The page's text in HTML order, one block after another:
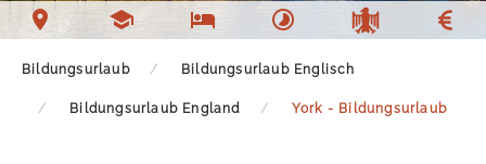
Bildungsurlaub Bildungsurlaub Englisch
Bildungsurlaub England York - Bildungsurlaub